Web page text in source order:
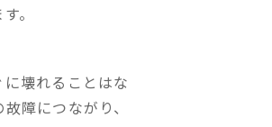
。
壊れることはな
障につながり、